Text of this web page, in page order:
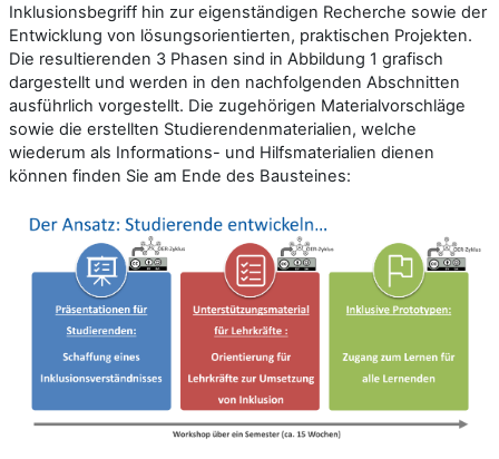
Inklusionsbegriff hin zur eigenständigen Recherche sowie der
Entwicklung von lösungsorientierten, praktischen Projekten.
Die resultierenden 3 Phasen sind in Abbildung 1 grafisch
dargestellt und werden in den nachfolgenden Abschnitten
ausführlich vorgestellt. Die zugehörigen Materialvorschläge
sowie die erstellten Studierendenmaterialien, welche
wiederum als Informations- und Hilfsmaterialien dienen
können finden Sie am Ende des Bausteines: